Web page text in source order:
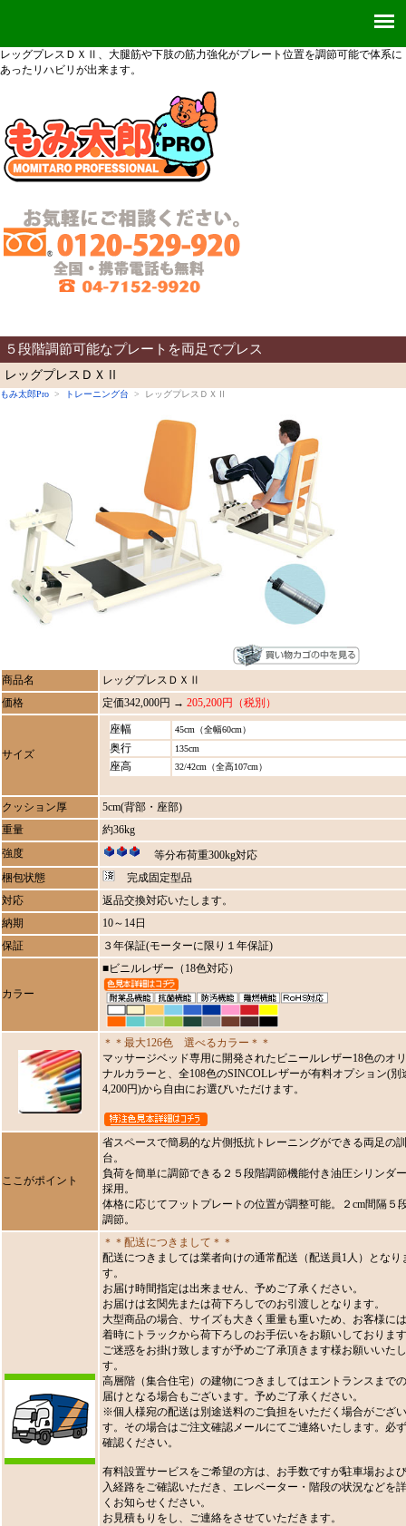
レッグプレスＤＸⅡ、大腿筋や下肢の筋力強化がプレート位置を調節可能で体系に
あったリハビリが出来ます。
５段階調節可能なプレートを両足でプレス
レッグプレスＤＸⅡ
もみ太郎Pro > トレーニング台 > レッグプレスＤＸⅡ
商品名
レッグプレスＤＸⅡ
価格
定価342,000円 → 205,200円（税別）
サイズ
座幅 45cm（全幅60cm）
奥行 135cm
座高 32/42cm（全高107cm）
クッション厚
5cm(背部・座部)
重量
約36kg
強度
等分布荷重300kg対応
梱包状態
完成固定型品
対応
返品交換対応いたします。
納期
10～14日
保証
３年保証(モーターに限り１年保証)
カラー
■ビニルレザー（18色対応）
＊＊最大126色 選べるカラー＊＊
マッサージベッド専用に開発されたビニールレザー18色のオ
ナルカラーと、全108色のSINCOLレザーが有料オプション(別
4,200円)から自由にお選びいただけます。
ここがポイント
省スペースで簡易的な片側抵抗トレーニングができる両足の
台。
負荷を簡単に調節できる２５段階調節機能付き油圧シリンダ
採用。
体格に応じてフットプレートの位置が調整可能。２cm間隔５
調節。
＊＊配送につきまして＊＊
配送につきましては業者向けの通常配送（配送員1人）となり
す。
お届け時間指定は出来ません、予めご了承ください。
お届けは玄関先または荷下ろしでのお引渡しとなります。
大型商品の場合、サイズも大きく重量も重いため、お客様に
着時にトラックから荷下ろしのお手伝いをお願いしておりま
ご迷惑をお掛け致しますが予めご了承頂きます様お願いいた
す。
高層階（集合住宅）の建物につきましてはエントランスまで
届けとなる場合もございます。予めご了承ください。
※個人様宛の配送は別途送料のご負担をいただく場合がござ
す。その場合はご注文確認メールにてご連絡いたします。必
確認ください。
有料設置サービスをご希望の方は、お手数ですが駐車場およ
入経路をご確認いただき、エレベーター・階段の状況などを
くお知らせください。
お見積もりをし、ご連絡をさせていただきます。